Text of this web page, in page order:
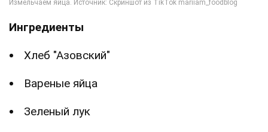
Ингредиенты
Хлеб "Азовский"
Вареные яйца
Зеленый лук